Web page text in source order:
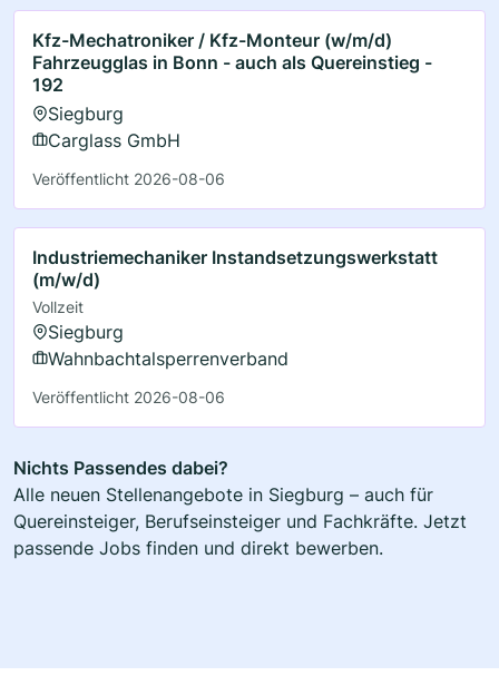
Kfz-Mechatroniker / Kfz-Monteur (w/m/d)
Fahrzeugglas in Bonn - auch als Quereinstieg -
192
Siegburg
Carglass GmbH
Veröffentlicht 2026-08-06
Industriemechaniker Instandsetzungswerkstatt
(m/w/d)
Vollzeit
Siegburg
Wahnbachtalsperrenverband
Veröffentlicht 2026-08-06
Nichts Passendes dabei?
Alle neuen Stellenangebote in Siegburg – auch für
Quereinsteiger, Berufseinsteiger und Fachkräfte. Jetzt
passende Jobs finden und direkt bewerben.